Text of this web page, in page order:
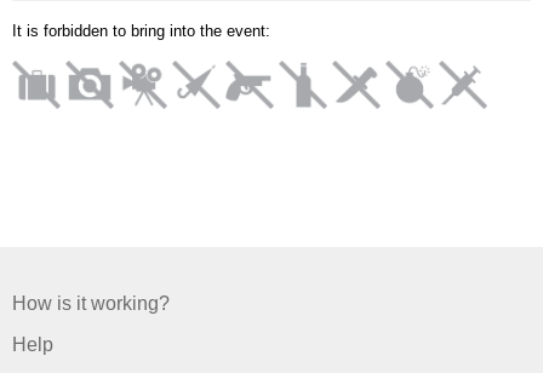
It is forbidden to bring into the event:
How is it working?
Help